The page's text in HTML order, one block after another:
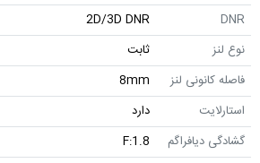
DNR
2D/3D DNR
نوع لنز
ثابت
فاصله کانونی لنز
8mm
استارلایت
دارد
گشادگی دیافراگم
F:1.8